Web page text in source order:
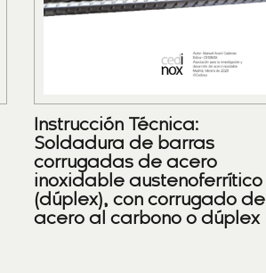
Instrucción Técnica:
Soldadura de barras
corrugadas de acero
inoxidable austenoferrítico
(dúplex), con corrugado de
acero al carbono o dúplex